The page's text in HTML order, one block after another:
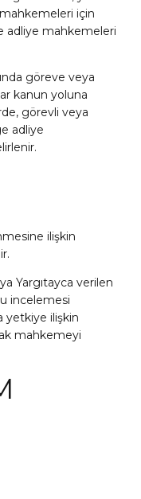
için
adliye mahkemeleri
göreve veya
kanun yoluna
görevli veya
adliye
ilişkin
Yargıtayca verilen
incelemesi
yetkiye ilişkin
mahkemeyi